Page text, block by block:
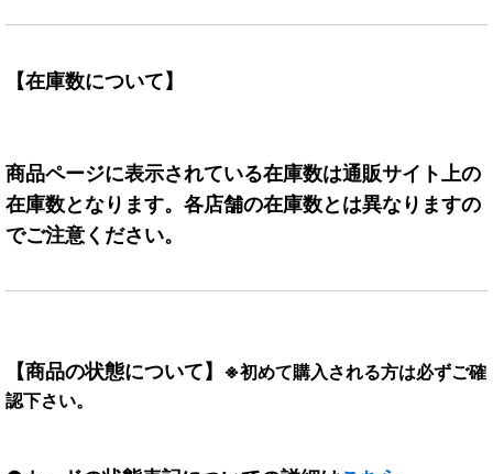
【在庫数について】
商品ページに表示されている在庫数は通販サイト上の
在庫数となります。各店舗の在庫数とは異なりますの
でご注意ください。
【商品の状態について】
※初めて購入される方は必ずご確
認下さい。